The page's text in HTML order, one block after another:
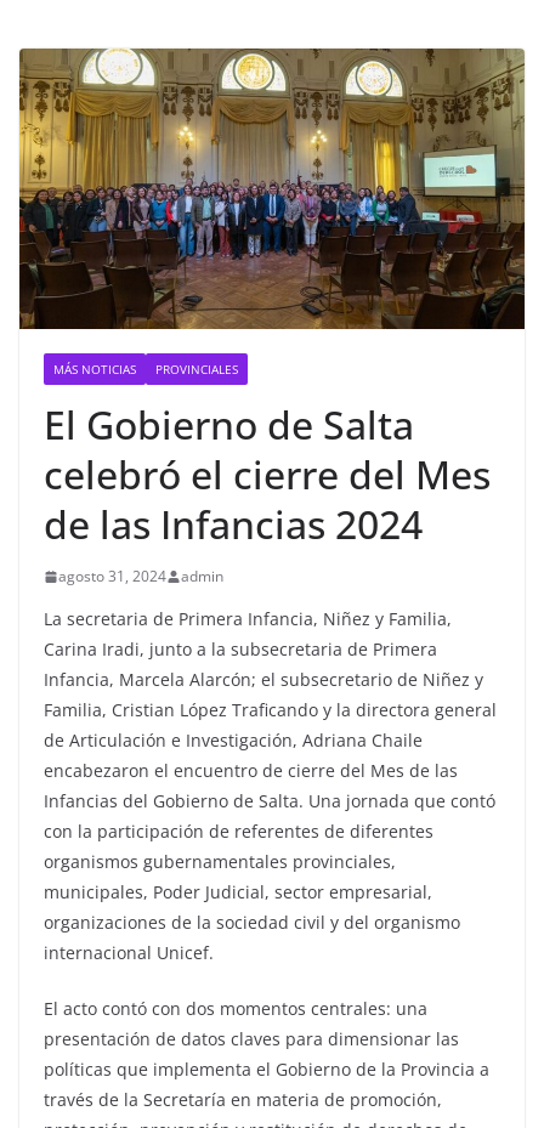
MÁS NOTICIAS PROVINCIALES
El Gobierno de Salta
celebró el cierre del Mes
de las Infancias 2024
agosto 31, 2024 admin
La secretaria de Primera Infancia, Niñez y Familia,
Carina Iradi, junto a la subsecretaria de Primera
Infancia, Marcela Alarcón; el subsecretario de Niñez y
Familia, Cristian López Traficando y la directora general
de Articulación e Investigación, Adriana Chaile
encabezaron el encuentro de cierre del Mes de las
Infancias del Gobierno de Salta. Una jornada que contó
con la participación de referentes de diferentes
organismos gubernamentales provinciales,
municipales, Poder Judicial, sector empresarial,
organizaciones de la sociedad civil y del organismo
internacional Unicef.
El acto contó con dos momentos centrales: una
presentación de datos claves para dimensionar las
políticas que implementa el Gobierno de la Provincia a
través de la Secretaría en materia de promoción,